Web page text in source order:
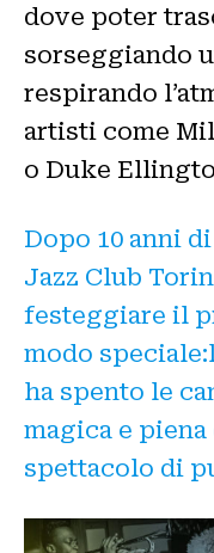
dove poter
sorseggiando
respirando
artisti come
o Duke
Dopo 10 anni
Jazz Club
festeggiare il
modo
ha spento le
magica e
spettacolo di